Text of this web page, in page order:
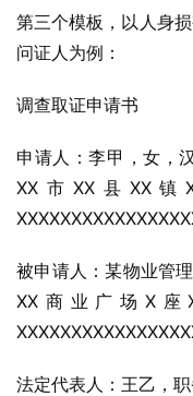
第三个模板，以人身
问证人为例：
调查取证申请书
申请人：李甲，女，
XX市XX县XX镇
被申请人：某物业管
XX商业广场X座
法定代表人：王乙，职